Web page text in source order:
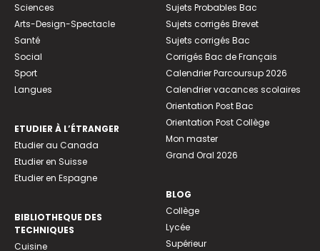
Sciences
Arts-Design-Spectacle
Santé
Social
Sport
Langues
ETUDIER À L’ÉTRANGER
Etudier au Canada
Etudier en Suisse
Etudier en Espagne
BIBLIOTHEQUE DES
TECHNIQUES
Cuisine
Sujets Probables Bac
Sujets corrigés Brevet
Sujets corrigés Bac
Corrigés Bac de Français
Calendrier Parcoursup 2026
Calendrier vacances scolaires
Orientation Post Bac
Orientation Post Collège
Mon master
Grand Oral 2026
BLOG
Collège
Lycée
Supérieur